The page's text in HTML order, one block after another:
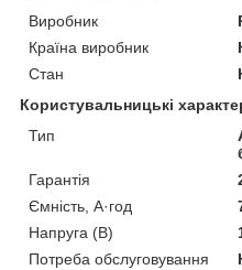
Виробник
Країна виробник
Стан
Користувальницькі
Тип
Гарантія
Ємність, А·год
Напруга (В)
Потреба обслуговування